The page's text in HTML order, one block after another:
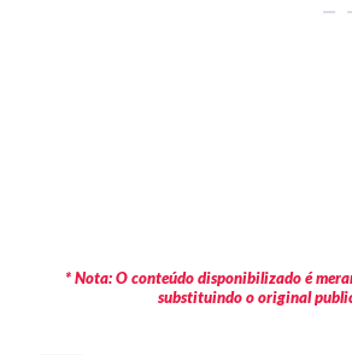
* Nota: O conteúdo disponibilizado é
substituindo o original